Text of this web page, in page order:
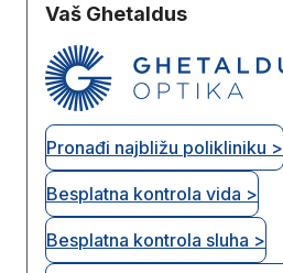
Vaš Ghetaldus
Pronađi najbližu polikliniku >
Besplatna kontrola vida >
Besplatna kontrola sluha >